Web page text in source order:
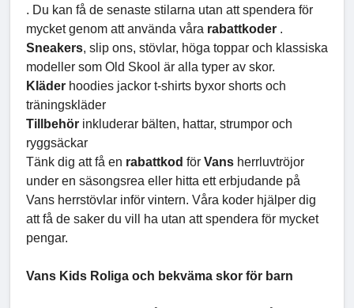
. Du kan få de senaste stilarna utan att spendera för
mycket genom att använda våra rabattkoder .
Sneakers, slip ons, stövlar, höga toppar och klassiska
modeller som Old Skool är alla typer av skor.
Kläder hoodies jackor t-shirts byxor shorts och
träningskläder
Tillbehör inkluderar bälten, hattar, strumpor och
ryggsäckar
Tänk dig att få en rabattkod för Vans herrluvtröjor
under en säsongsrea eller hitta ett erbjudande på
Vans herrstövlar inför vintern. Våra koder hjälper dig
att få de saker du vill ha utan att spendera för mycket
pengar.
Vans Kids Roliga och bekväma skor för barn